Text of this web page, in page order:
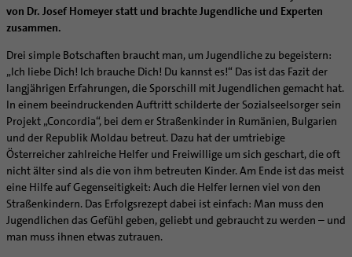
Hochzeits-Symbole
Geistliche Begleitung
Lebens- und Glaubensorte
Spirituelle Teambegleitung
Unterstützungsangebote für Seelsorgende
Queersensible Seelsorge
City- und Passanten
Arbeitnehmer
Altenheim | Senioren
Menschen mit Behinderung
Muttersprachen
Hospiz
Internet- und Telefon
Krankenhaus
Künstler
Glaubenswege
Newsletter
Weitere Infos
Raum für Vielfalt
Diakone
Gemeindereferent:in
Pastorale:r Mitarbeiter:in
Pastoralreferent:in
Priester
Kirchenmusiker:in
Religionslehrer:in
Freiwilligendienst
Soziale Berufe in der Caritas
Orden | Gemeinschaften
Frauenorden
Männerorden
Geistliche Gemeinschaften
Ritterorden
Ordo virginum
Digitaler Lesesaal
Verein für Geschichte und Kunst im Bistum Hildesheim
Dombibliothek Hildesheim
Bundeskonferenz der kirchlichen Archive in Deutschland
Forschungsinstitut für Philosophie Hannover
Infobrief Weltkirche
missio-Regionalstelle
Finanzielle Förderung der Bolivienpartnerschaft
Ökologische Fonds
Politische Lobbyarbeit
Partnerschaftsvereinbarung
Bolivienpartnerschaft Bistum Trier
Bolivienreise mit Bischof Heiner
Bolivientag 2026
Outgoing
Incoming
Taizé-Fahrt Herbst 2026
Wir machen Kirche - schöpfungsgerecht
Biologische Vielfalt
Engagiert in der Gesellschaft
Energetisches Sanieren
Fördermittel finden
Mobilität
Ökotheologie
Schöpfungsspiritualität
Umweltbildung
Zukunftsräume
Aktuelles
Liturgie und Kirchenmusik
#diegruenegemeinde
Internationale Freiwilligendienste
Netzwerk ChancenGleich
Büchereien
Medienstelle
Newsletter
Personalentwicklung
Unterstützungsangebot für Seelsorgende
Supervision
Beruf und Familie
Direktorium
Mitarbeitervertretung
Institutionelles Schutzkonzept
Kirchlicher Anzeiger
Kirchliches Arbeitsrecht
Schematismus
von Dr. Josef Homeyer statt und brachte Jugendliche und Experten
zusammen.
Drei simple Botschaften braucht man, um Jugendliche zu begeistern:
„Ich liebe Dich! Ich brauche Dich! Du kannst es!“ Das ist das Fazit der
langjährigen Erfahrungen, die Sporschill mit Jugendlichen gemacht hat.
In einem beeindruckenden Auftritt schilderte der Sozialseelsorger sein
Projekt „Concordia“, bei dem er Straßenkinder in Rumänien, Bulgarien
und der Republik Moldau betreut. Dazu hat der umtriebige
Österreicher zahlreiche Helfer und Freiwillige um sich geschart, die oft
nicht älter sind als die von ihm betreuten Kinder. Am Ende ist das meist
eine Hilfe auf Gegenseitigkeit: Auch die Helfer lernen viel von den
Straßenkindern. Das Erfolgsrezept dabei ist einfach: Man muss den
Jugendlichen das Gefühl geben, geliebt und gebraucht zu werden – und
man muss ihnen etwas zutrauen.